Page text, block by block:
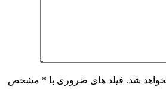
شد. فیلد های ضروری با * مشخص